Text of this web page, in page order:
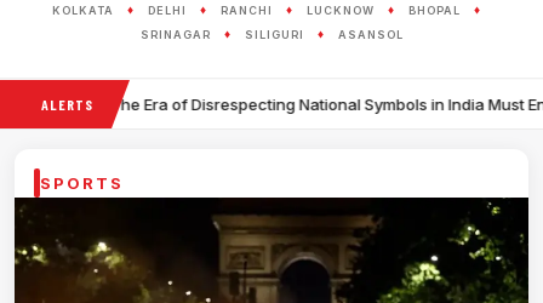
KOLKATA ♦ DELHI ♦ RANCHI ♦ LUCKNOW ♦ BHOPAL ♦
SRINAGAR ♦ SILIGURI ♦ ASANSOL
ALERTS
of Disrespecting National Symbols in India Must End • Training
SPORTS